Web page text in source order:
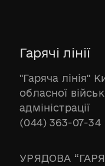
Гарячі лінії
"Гаряча лінія"
обласної
адміністрації
(044) 363-07-34
УРЯДОВА